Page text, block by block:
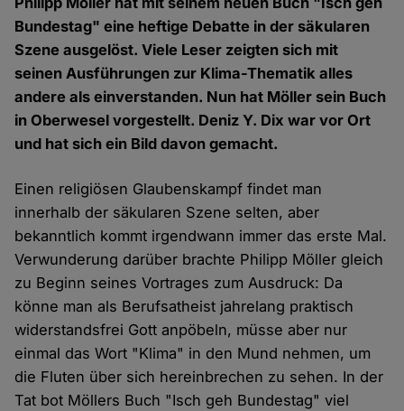
Bundestag" eine heftige Debatte in der säkularen
Szene ausgelöst. Viele Leser zeigten sich mit
seinen Ausführungen zur Klima-Thematik alles
andere als einverstanden. Nun hat Möller sein Buch
in Oberwesel vorgestellt. Deniz Y. Dix war vor Ort
und hat sich ein Bild davon gemacht.
Einen religiösen Glaubenskampf findet man
innerhalb der säkularen Szene selten, aber
bekanntlich kommt irgendwann immer das erste Mal.
Verwunderung darüber brachte Philipp Möller gleich
zu Beginn seines Vortrages zum Ausdruck: Da
könne man als Berufsatheist jahrelang praktisch
widerstandsfrei Gott anpöbeln, müsse aber nur
einmal das Wort "Klima" in den Mund nehmen, um
die Fluten über sich hereinbrechen zu sehen. In der
Tat bot Möllers Buch "Isch geh Bundestag" viel